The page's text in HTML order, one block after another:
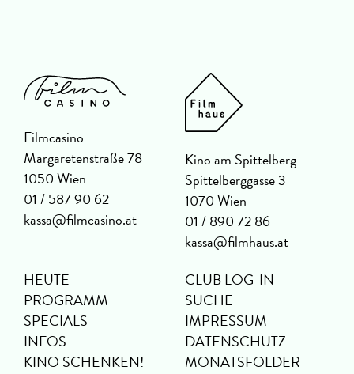
Filmcasino
Margaretenstraße 78
1050 Wien
01 / 587 90 62
kassa@filmcasino.at
Kino am Spittelberg
Spittelberggasse 3
1070 Wien
01 / 890 72 86
kassa@filmhaus.at
HEUTE
PROGRAMM
SPECIALS
INFOS
KINO SCHENKEN!
CLUB LOG-IN
SUCHE
IMPRESSUM
DATENSCHUTZ
MONATSFOLDER